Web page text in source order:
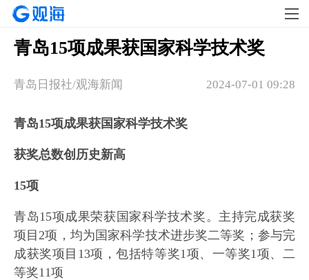
青岛15项成果获国家科学技术奖
2024-07-01 09:28
青岛日报社/观海新闻
青岛15项成果获国家科学技术奖
获奖总数创历史新高
15项
青岛15项成果荣获国家科学技术奖。主持完成获奖
项目2项，均为国家科学技术进步奖二等奖；参与完
成获奖项目13项，包括特等奖1项、一等奖1项、二
等奖11项